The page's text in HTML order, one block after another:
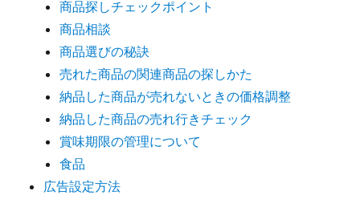
商品探しチェックポイント
商品相談
商品選びの秘訣
売れた商品の関連商品の探しかた
納品した商品が売れないときの価格調整
納品した商品の売れ行きチェック
賞味期限の管理について
食品
広告設定方法